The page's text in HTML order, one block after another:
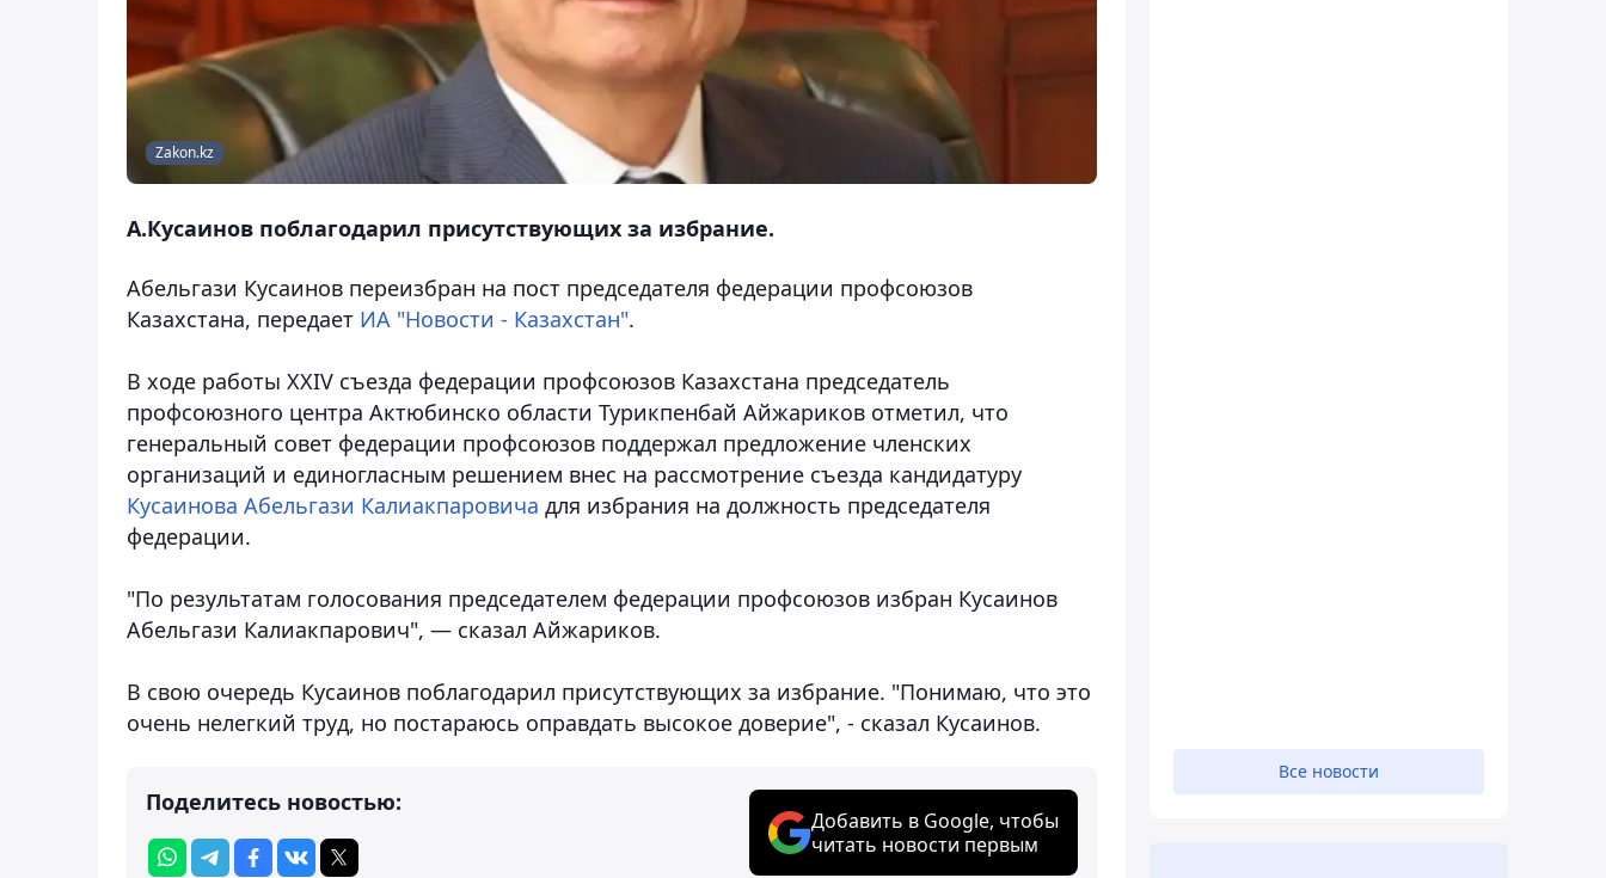
Zakon.kz
А.Кусаинов поблагодарил присутствующих за избрание.
Абельгази Кусаинов переизбран на пост председателя федерации профсоюзов
Казахстана, передает ИА "Новости - Казахстан".
В ходе работы XXIV съезда федерации профсоюзов Казахстана председатель
профсоюзного центра Актюбинско области Турикпенбай Айжариков отметил, что
генеральный совет федерации профсоюзов поддержал предложение членских
организаций и единогласным решением внес на рассмотрение съезда кандидатуру
Кусаинова Абельгази Калиакпаровича для избрания на должность председателя
федерации.
"По результатам голосования председателем федерации профсоюзов избран Кусаинов
Абельгази Калиакпарович", — сказал Айжариков.
В свою очередь Кусаинов поблагодарил присутствующих за избрание. "Понимаю, что это
очень нелегкий труд, но постараюсь оправдать высокое доверие", - сказал Кусаинов.
Поделитесь новостью:
Добавить в Google, чтобы
читать новости первым
Все новости